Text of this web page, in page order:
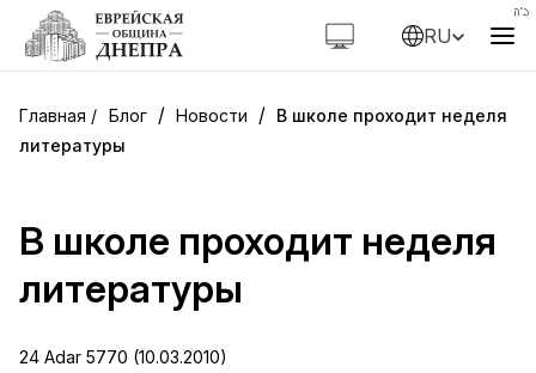
RU
Блог / Новости / В школе проходит неделя
литературы
В школе проходит неделя
литературы
24 Adar 5770 (10.03.2010)